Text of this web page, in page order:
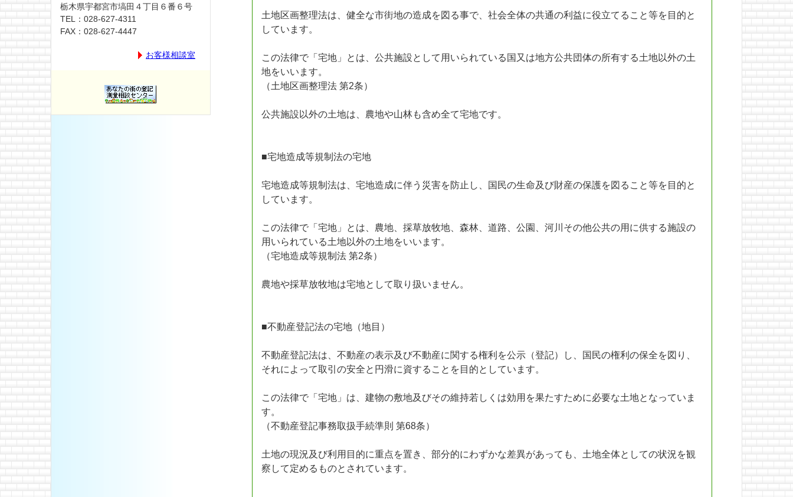
栃木県宇都宮市塙田４丁目６番６号
TEL：028-627-4311
FAX：028-627-4447
お客様相談室
土地区画整理法は、健全な市街地の造成を図る事で、社会全体の共通の利益に役立てること等を目的と
しています。
この法律で「宅地」とは、公共施設として用いられている国又は地方公共団体の所有する土地以外の土
地をいいます。
（土地区画整理法 第2条）
公共施設以外の土地は、農地や山林も含め全て宅地です。
■宅地造成等規制法の宅地
宅地造成等規制法は、宅地造成に伴う災害を防止し、国民の生命及び財産の保護を図ること等を目的と
しています。
この法律で「宅地」とは、農地、採草放牧地、森林、道路、公園、河川その他公共の用に供する施設の
用いられている土地以外の土地をいいます。
（宅地造成等規制法 第2条）
農地や採草放牧地は宅地として取り扱いません。
■不動産登記法の宅地（地目）
不動産登記法は、不動産の表示及び不動産に関する権利を公示（登記）し、国民の権利の保全を図り、
それによって取引の安全と円滑に資することを目的としています。
この法律で「宅地」は、建物の敷地及びその維持若しくは効用を果たすために必要な土地となっていま
す。
（不動産登記事務取扱手続準則 第68条）
土地の現況及び利用目的に重点を置き、部分的にわずかな差異があっても、土地全体としての状況を観
察して定めるものとされています。